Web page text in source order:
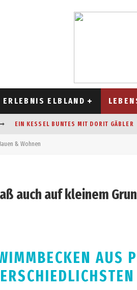
ERLEBNIS ELBLAND
EIN KESSEL BUNTES MIT DORIT GÄBLER
CAFÉ AM FELDRAND IN STROCKEN
& Wohnen
auch auf kleinem
AUS